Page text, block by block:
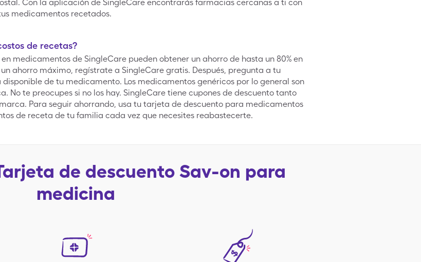
Con la aplicación de SingleCare encontrarás farmacias cercanas a ti con
medicamentos recetados.
de recetas?
medicamentos de SingleCare pueden obtener un ahorro de hasta un 80% en
ahorro máximo, regístrate a SingleCare gratis. Después, pregunta a tu
de tu medicamento. Los medicamentos genéricos por lo general son
No te preocupes si no los hay. SingleCare tiene cupones de descuento tanto
Para seguir ahorrando, usa tu tarjeta de descuento para medicamentos
de receta de tu familia cada vez que necesites reabastecerte.
de descuentoSav-on para
medicina